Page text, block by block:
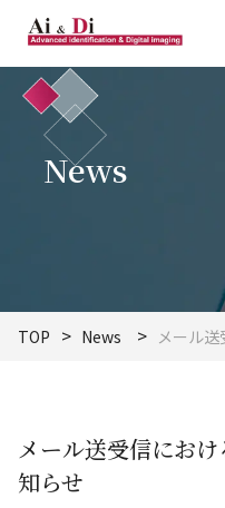
News
TOP News メール送
メール送受信にお
知らせ